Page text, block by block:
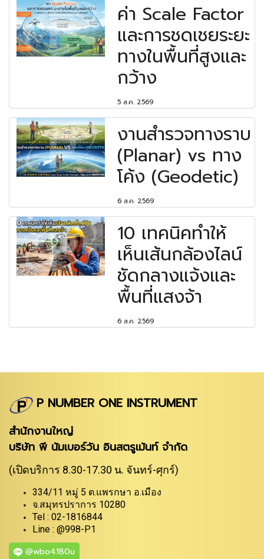
ค่า Scale Factor
และการชดเชยระยะ
ทางในพื้นที่สูงและ
กว้าง
5 ส.ค. 2569
งานสำรวจทางราบ
(Planar) vs ทาง
โค้ง (Geodetic)
6 ส.ค. 2569
10 เทคนิคทำให้
เห็นเส้นกล้องไลน์
ชัดกลางแจ้งและ
พื้นที่แสงจ้า
6 ส.ค. 2569
P NUMBER ONE INSTRUMENT
สำนักงานใหญ่
บริษัท พี นัมเบอร์วัน อินสตรูเม้นท์ จำกัด
(เปิดบริการ 8.30-17.30 น. จันทร์-ศุกร์)
334/11 หมู่ 5 ต.แพรกษา อ.เมือง
จ.สมุทรปราการ 10280
Tel : 02-1816844
Line : @998-P1
@wbo4180u